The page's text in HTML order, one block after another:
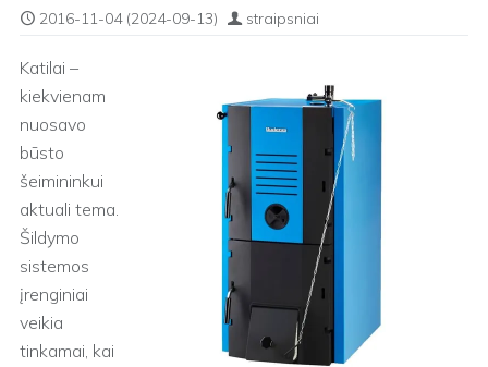
2016-11-04(2024-09-13) straipsniai
Katilai –
kiekvienam
nuosavo
būsto
šeimininkui
aktuali tema.
Šildymo
sistemos
įrenginiai
veikia
tinkamai, kai